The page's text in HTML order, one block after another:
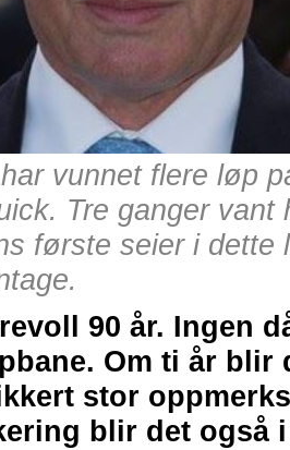
vunnet flere løp
Tre ganger vant
første seier i dette
90 år. Ingen
Om ti år blir
stor
blir det også